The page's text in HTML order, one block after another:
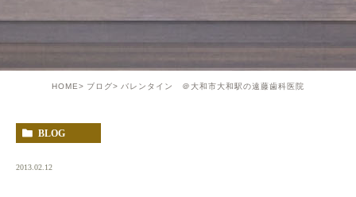
HOME ブログ バレンタイン ＠大和市大和駅の遠藤歯科医院
BLOG
2013.02.12